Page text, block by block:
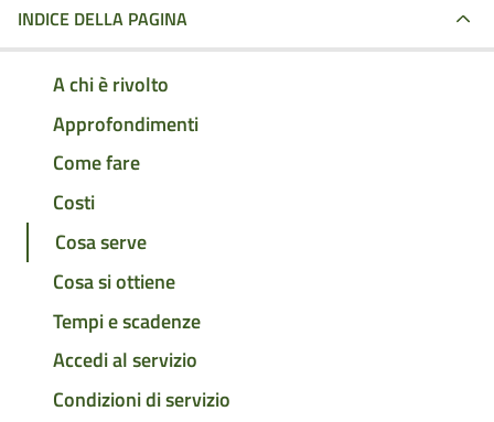
INDICE DELLA PAGINA
A chi è rivolto
Approfondimenti
Come fare
Costi
Cosa serve
Cosa si ottiene
Tempi e scadenze
Accedi al servizio
Condizioni di servizio